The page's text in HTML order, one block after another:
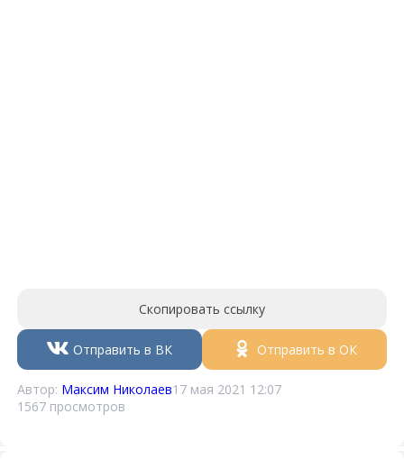
Скопировать ссылку
Отправить в ВК Отправить в ОК
Автор: Максим Николаев17 мая 2021 12:07
1567 просмотров